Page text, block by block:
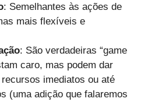
: Semelhantes às ações de
mais flexíveis e
: São verdadeiras “game
caro, mas podem dar
imediatos ou até
(uma adição que falaremos